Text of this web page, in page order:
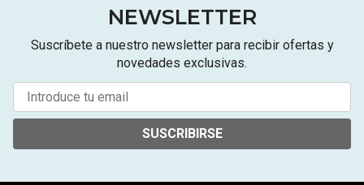
NEWSLETTER
Suscríbete a nuestro newsletter para recibir ofertas y
novedades exclusivas.
SUSCRIBIRSE